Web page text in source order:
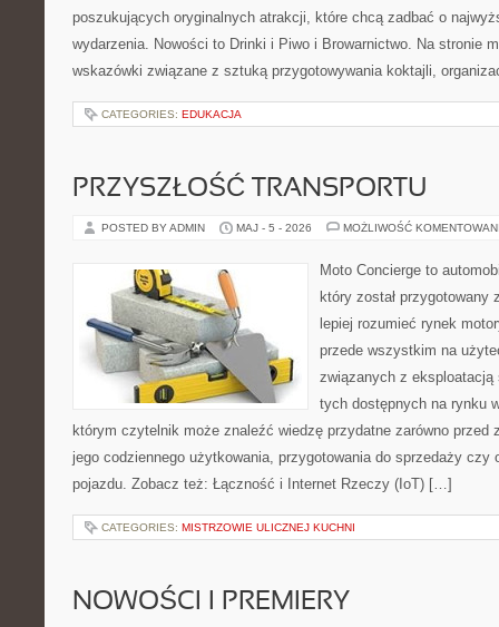
poszukujących oryginalnych atrakcji, które chcą zadbać o
wydarzenia. Nowości to Drinki i Piwo i Browarnictwo. Na stronie
wskazówki związane z sztuką przygotowywania koktajli,
CATEGORIES: EDUKACJA
PRZYSZŁOŚĆ TRANSPORTU
POSTED BY ADMIN MAJ - 5 - 2026 MOŻLIWOŚĆ
Moto Concierge to
który został
lepiej rozumieć rynek
przede wszystkim na
związanych z eksploatacją
tych dostępnych na rynku
którym czytelnik może znaleźć wiedzę przydatne zarówno przed
jego codziennego użytkowania, przygotowania do sprzedaży czy
pojazdu. Zobacz też: Łączność i Internet Rzeczy (IoT) […]
CATEGORIES: MISTRZOWIE ULICZNEJ KUCHNI
NOWOŚCI I PREMIERY